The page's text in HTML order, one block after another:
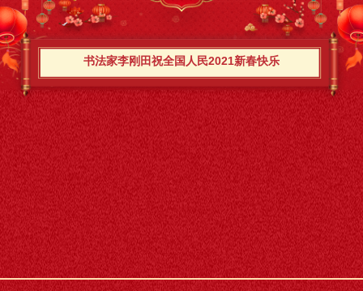
书法家李刚田祝全国人民2021新春快乐